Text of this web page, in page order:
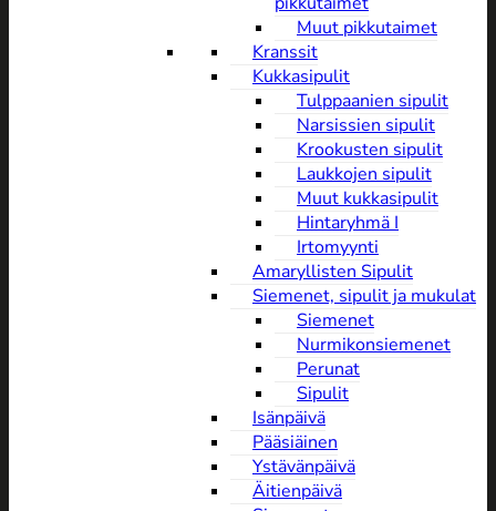
Muut pikkutaimet
Kranssit
Kukkasipulit
Tulppaanien sipulit
Narsissien sipulit
Krookusten sipulit
Laukkojen sipulit
Muut kukkasipulit
Hintaryhmä I
Irtomyynti
Amaryllisten Sipulit
Siemenet, sipulit ja mukulat
Siemenet
Nurmikonsiemenet
Perunat
Sipulit
Isänpäivä
Pääsiäinen
Ystävänpäivä
Äitienpäivä